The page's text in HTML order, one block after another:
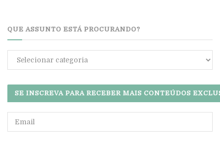
QUE ASSUNTO ESTÁ PROCURANDO?
procurando?
SE INSCREVA PARA RECEBER MAIS CONTEÚDOS